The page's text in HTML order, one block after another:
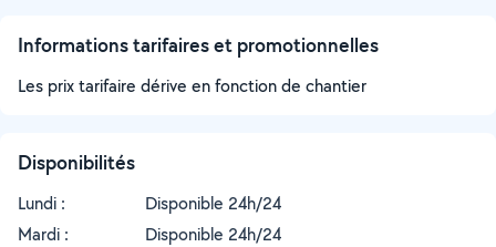
Informations tarifaires et promotionnelles
Les prix tarifaire dérive en fonction de chantier
Disponibilités
Lundi :
Disponible 24h/24
Mardi :
Disponible 24h/24